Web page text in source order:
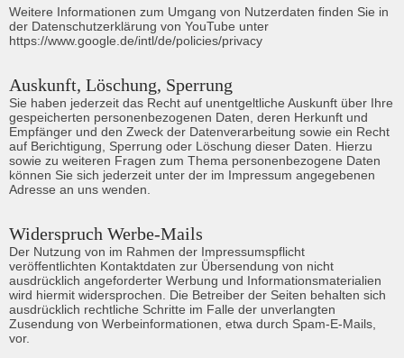
Weitere Informationen zum Umgang von Nutzerdaten finden Sie in
der Datenschutzerklärung von YouTube unter
https://www.google.de/intl/de/policies/privacy
Auskunft, Löschung, Sperrung
Sie haben jederzeit das Recht auf unentgeltliche Auskunft über Ihre
gespeicherten personenbezogenen Daten, deren Herkunft und
Empfänger und den Zweck der Datenverarbeitung sowie ein Recht
auf Berichtigung, Sperrung oder Löschung dieser Daten. Hierzu
sowie zu weiteren Fragen zum Thema personenbezogene Daten
können Sie sich jederzeit unter der im Impressum angegebenen
Adresse an uns wenden.
Widerspruch Werbe-Mails
Der Nutzung von im Rahmen der Impressumspflicht
veröffentlichten Kontaktdaten zur Übersendung von nicht
ausdrücklich angeforderter Werbung und Informationsmaterialien
wird hiermit widersprochen. Die Betreiber der Seiten behalten sich
ausdrücklich rechtliche Schritte im Falle der unverlangten
Zusendung von Werbeinformationen, etwa durch Spam-E-Mails,
vor.